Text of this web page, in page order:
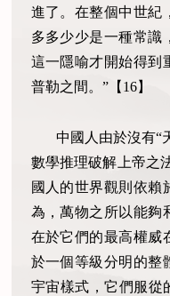
進了。在整個中世紀
多多少少是一種常識
這一隱喻才開始得到
普勒之間。”【 16】
中國人由於沒有“
數學推理破解上帝之
國人的世界觀則依賴
為，萬物之所以能夠
在於它們的最高權威
於一個等級分明的整
宇宙樣式，它們服